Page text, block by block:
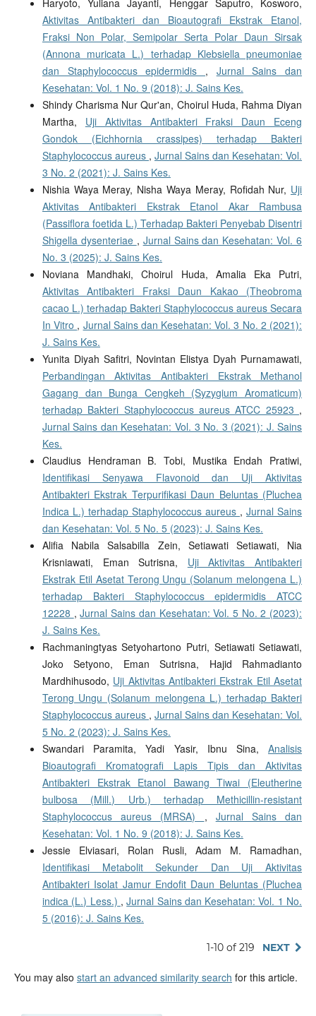
Haryoto, Yuliana Jayanti, Henggar Saputro, Kosworo,
Aktivitas Antibakteri dan Bioautografi Ekstrak Etanol,
Fraksi Non Polar, Semipolar Serta Polar Daun Sirsak
(Annona muricata L.) terhadap Klebsiella pneumoniae
dan Staphylococcus epidermidis , Jurnal Sains dan
Kesehatan: Vol. 1 No. 9 (2018): J. Sains Kes.
Shindy Charisma Nur Qur'an, Choirul Huda, Rahma Diyan
Martha, Uji Aktivitas Antibakteri Fraksi Daun Eceng
Gondok (Eichhornia crassipes) terhadap Bakteri
Staphylococcus aureus ,Jurnal Sains dan Kesehatan: Vol.
3 No. 2 (2021): J. Sains Kes.
Nishia Waya Meray, Nisha Waya Meray, Rofidah Nur, Uji
Aktivitas Antibakteri Ekstrak Etanol Akar Rambusa
(Passiflora foetida L.) Terhadap Bakteri Penyebab Disentri
Shigella dysenteriae , Jurnal Sains dan Kesehatan: Vol. 6
No. 3 (2025): J. Sains Kes.
Noviana Mandhaki, Choirul Huda, Amalia Eka Putri,
Aktivitas Antibakteri Fraksi Daun Kakao (Theobroma
cacao L.) terhadap Bakteri Staphylococcus aureus Secara
In Vitro , Jurnal Sains dan Kesehatan: Vol. 3 No. 2 (2021):
J. Sains Kes.
Yunita Diyah Safitri, Novintan Elistya Dyah Purnamawati,
Perbandingan Aktivitas Antibakteri Ekstrak Methanol
Gagang dan Bunga Cengkeh (Syzygium Aromaticum)
terhadap Bakteri Staphylococcus aureus ATCC 25923 ,
Jurnal Sains dan Kesehatan: Vol. 3 No. 3 (2021): J. Sains
Kes.
Claudius Hendraman B. Tobi, Mustika Endah Pratiwi,
Identifikasi Senyawa Flavonoid dan Uji Aktivitas
Antibakteri Ekstrak Terpurifikasi Daun Beluntas (Pluchea
Indica L.) terhadap Staphylococcus aureus ,Jurnal Sains
dan Kesehatan: Vol. 5 No. 5 (2023): J. Sains Kes.
Alifia Nabila Salsabilla Zein, Setiawati Setiawati, Nia
Krisniawati, Eman Sutrisna, Uji Aktivitas Antibakteri
Ekstrak Etil Asetat Terong Ungu (Solanum melongena L.)
terhadap Bakteri Staphylococcus epidermidis ATCC
12228 ,Jurnal Sains dan Kesehatan: Vol. 5 No. 2 (2023):
J. Sains Kes.
Rachmaningtyas Setyohartono Putri, Setiawati Setiawati,
Joko Setyono, Eman Sutrisna, Hajid Rahmadianto
Mardhihusodo, Uji Aktivitas Antibakteri Ekstrak Etil Asetat
Terong Ungu (Solanum melongena L.) terhadap Bakteri
Staphylococcus aureus ,Jurnal Sains dan Kesehatan: Vol.
5 No. 2 (2023): J. Sains Kes.
Swandari Paramita, Yadi Yasir, Ibnu Sina,Analisis
Bioautografi Kromatografi Lapis Tipis dan Aktivitas
Antibakteri Ekstrak Etanol Bawang Tiwai (Eleutherine
bulbosa (Mill.) Urb.) terhadap Methicillin-resistant
Staphylococcus aureus (MRSA) , Jurnal Sains dan
Kesehatan: Vol. 1 No. 9 (2018): J. Sains Kes.
Jessie Elviasari, Rolan Rusli, Adam M. Ramadhan,
Identifikasi Metabolit Sekunder Dan Uji Aktivitas
Antibakteri Isolat Jamur Endofit Daun Beluntas (Pluchea
indica (L.) Less.) ,Jurnal Sains dan Kesehatan: Vol. 1 No.
5 (2016): J. Sains Kes.
1-10 of 219 NEXT
You may also start an advanced similarity search for this article.